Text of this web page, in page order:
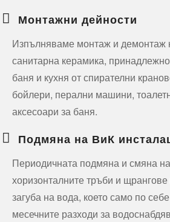
Монтажни дейности
Изпълняваме монтаж и демонтаж
санитарна керамика,
баня и кухня от спирателни
бойлери, перални машини,
аксесоари за баня.
Подмяна на ВиК
Периодичната подмяна и смяна
хоризонталните тръби и
загуба на вода, което само по
месечните разходи за